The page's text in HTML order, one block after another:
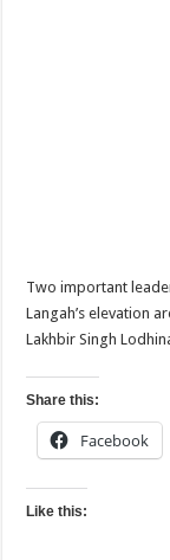
Two important
Langah’s elevation
Lakhbir Singh
Share this:
Facebook
Like this: